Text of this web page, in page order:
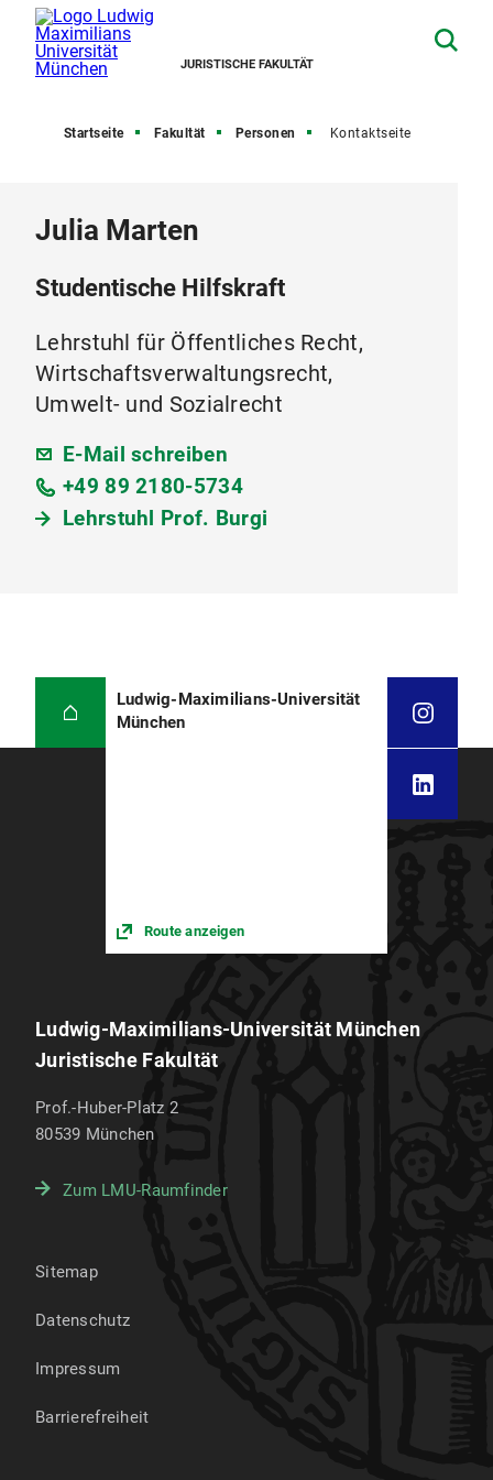
JURISTISCHE FAKULTÄT
Startseite Fakultät Personen Kontaktseite
Julia Marten
Studentische Hilfskraft
Lehrstuhl für Öffentliches Recht,
Wirtschaftsverwaltungsrecht,
Umwelt- und Sozialrecht
E-Mail schreiben
+49 89 2180-5734
Lehrstuhl Prof. Burgi
Ludwig-Maximilians-Universität
München
Route anzeigen
Ludwig-Maximilians-Universität München
Juristische Fakultät
Prof.-Huber-Platz 2
80539 München
Zum LMU-Raumfinder
Sitemap
Datenschutz
Impressum
Barrierefreiheit